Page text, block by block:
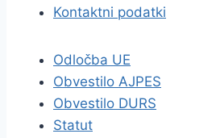
Kontaktni podatki
Odločba UE
Obvestilo AJPES
Obvestilo DURS
Statut